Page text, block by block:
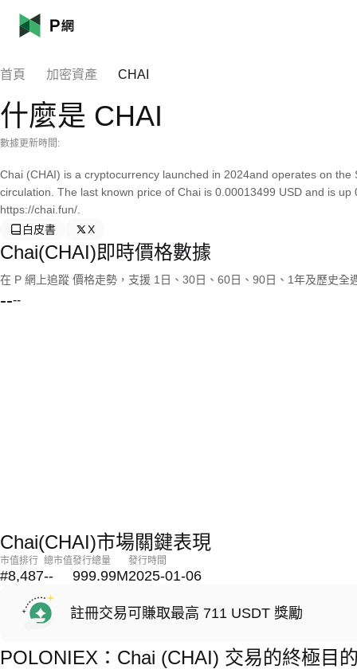
首頁 加密資產 CHAI
什麼是 CHAI
數據更新時間:
Chai (CHAI) is a cryptocurrency launched in 2024and operates on
circulation. The last known price of Chai is 0.00013499 USD and is
https://chai.fun/.
白皮書
X
Chai(CHAI)即時價格數據
在 P 網上追蹤 價格走勢，支援 1日、30日、60日、90日、1年及歷史全
----
Chai(CHAI)市場關鍵表現
市值排行
#8,487
總市值
--
發行總量
999.99M
發行時間
2025-01-06
註冊交易可賺取最高 711 USDT 獎勵
POLONIEX：Chai (CHAI) 交易的終極目